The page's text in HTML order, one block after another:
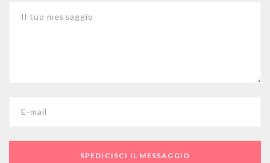
Il tuo messaggio
E-mail
SPEDICISCI IL MESSAGGIO